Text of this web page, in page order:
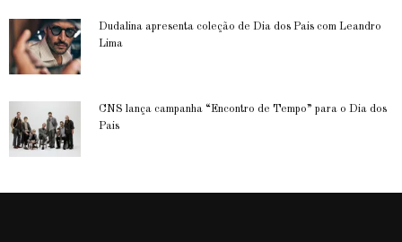
Dudalina apresenta coleção de Dia dos Pais com Leandro
Lima
CNS lança campanha “Encontro de Tempo” para o Dia dos
Pais